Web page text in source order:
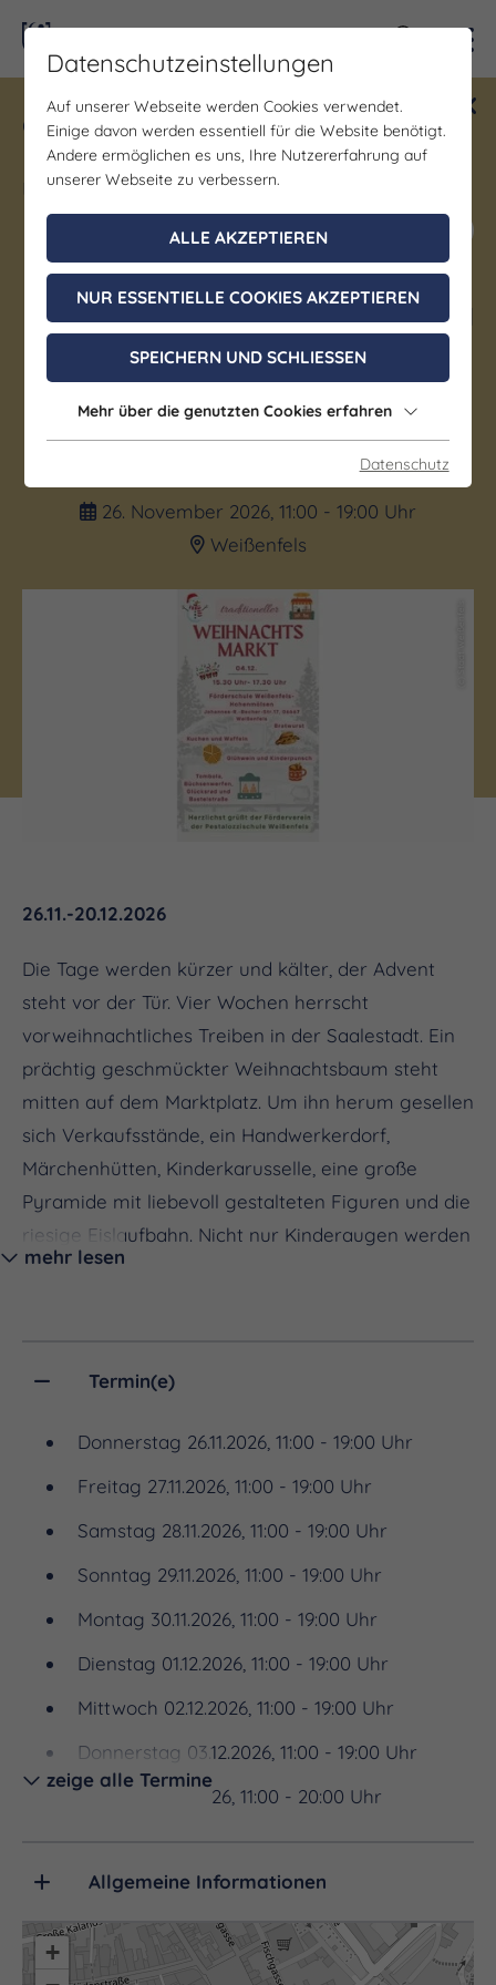
Gewinne ein Blind Date mit Saale-
Unstrut! Teilnahme vom 1.7. - 18.12.
möglich.
Jetzt mitmachen
Brauchtum/Kultur | Bühne/Theater | Gastronomie |
Geselligkeit/Spiele/Treffen | Kinderprogramm |
Musik | Markt | Regionale Spezialitäten | Sonstiges |
Kunst | Volksfeste/Märkte | Kunst & Kultur
Weißenfelser
Weihnachtsmarkt 2026
26. November 2026, 11:00 - 19:00 Uhr
Weißenfels
26.11.-20.12.2026
Die Tage werden kürzer und kälter, der Advent
steht vor der Tür. Vier Wochen herrscht
vorweihnachtliches Treiben in der Saalestadt. Ein
prächtig geschmückter Weihnachtsbaum steht
mitten auf dem Marktplatz. Um ihn herum gesellen
sich Verkaufsstände, ein Handwerkerdorf,
Märchenhütten, Kinderkarusselle, eine große
Pyramide mit liebevoll gestalteten Figuren und die
riesige Eislaufbahn. Nicht nur Kinderaugen werden
leuchten.
Besucher. Am dritten Advent wird ein
abgehalten.
Einer besinnlichen Weihnachtszeit steht nichts
mehr im Wege!
Öffnungszeiten des Weißenfelser
Weihnachtsmarktes
Freitag & Samstag 11 Uhr bis 20 Uhr
mehr lesen
Termin(e)
Donnerstag 26.11.2026, 11:00 - 19:00 Uhr
Freitag 27.11.2026, 11:00 - 19:00 Uhr
Samstag 28.11.2026, 11:00 - 19:00 Uhr
Sonntag 29.11.2026, 11:00 - 19:00 Uhr
Montag 30.11.2026, 11:00 - 19:00 Uhr
Dienstag 01.12.2026, 11:00 - 19:00 Uhr
Mittwoch 02.12.2026, 11:00 - 19:00 Uhr
Donnerstag 03.12.2026, 11:00 - 19:00 Uhr
Freitag 04.12.2026, 11:00 - 20:00 Uhr
Sonntag 06.12.2026, 11:00 - 19:00 Uhr
Montag 07.12.2026, 11:00 - 19:00 Uhr
Dienstag 08.12.2026, 11:00 - 19:00 Uhr
zeige alle Termine
Allgemeine Informationen
+
Datenschutzeinstellungen
Auf unserer Webseite werden Cookies verwendet.
Einige davon werden essentiell für die Website benötigt.
Andere ermöglichen es uns, Ihre Nutzererfahrung auf
unserer Webseite zu verbessern.
ALLE AKZEPTIEREN
NUR ESSENTIELLE COOKIES AKZEPTIEREN
SPEICHERN UND SCHLIESSEN
Mehr über die genutzten Cookies erfahren
Datenschutz